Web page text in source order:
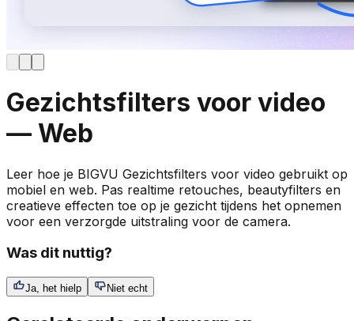
Gezichtsfilters voor video
— Web
Leer hoe je BIGVU Gezichtsfilters voor video gebruikt op
mobiel en web. Pas realtime retouches, beautyfilters en
creatieve effecten toe op je gezicht tijdens het opnemen
voor een verzorgde uitstraling voor de camera.
Was dit nuttig?
Ja, het hielp Niet echt